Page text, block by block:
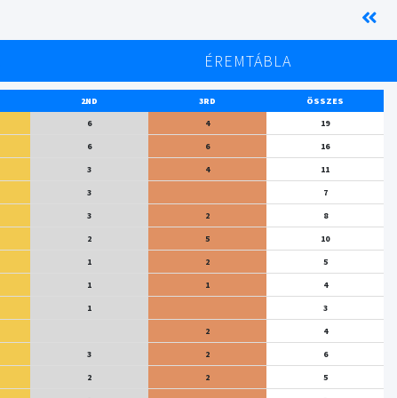
ÉREMTÁBLA
2ND 3RD
ÖSSZES
6 4
19
6 6
16
3 4
11
3
7
3 2
8
2 5
10
1 2
5
1 1
4
1
3
2
4
3 2
6
2 2
5